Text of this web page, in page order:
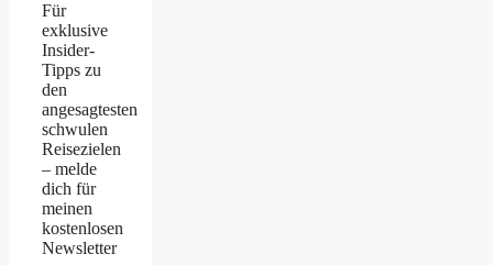
Für
exklusive
Insider-
Tipps zu
den
angesagtesten
schwulen
Reisezielen
– melde
dich für
meinen
kostenlosen
Newsletter